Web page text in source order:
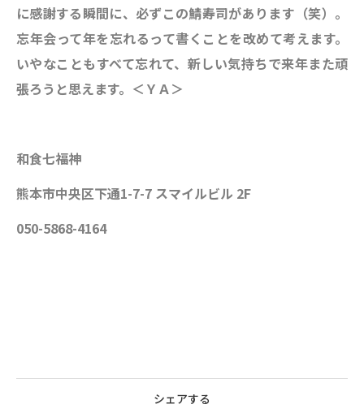
に感謝する瞬間に、必ずこの鯖寿司があります（笑）。
忘年会って年を忘れるって書くことを改めて考えます。
いやなこともすべて忘れて、新しい気持ちで来年また頑
張ろうと思えます。＜ＹＡ＞
和食七福神
熊本市中央区下通1-7-7 スマイルビル 2F
050-5868-4164
シェアする